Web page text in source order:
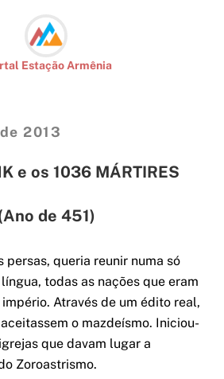
Estação Armênia
2013
e os 1036 MÁRTIRES
de 451)
persas, queria reunir numa só
todas as nações que eram
Através de um édito real,
o mazdeísmo. Iniciou-
que davam lugar a
Zoroastrismo.